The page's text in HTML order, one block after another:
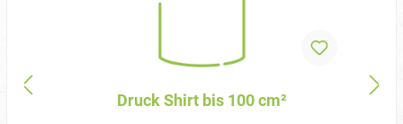
Druck Shirt bis 100 cm²